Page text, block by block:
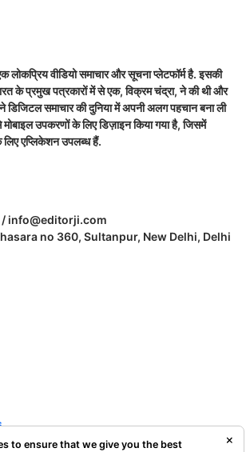
लोकप्रिय वीडियो समाचार और सूचना प्लेटफॉर्म है. इसकी
के प्रमुख पत्रकारों में से एक, विक्रम चंद्रा, ने की थी और
डिजिटल समाचार की दुनिया में अपनी अलग पहचान बना ली
उपकरणों के लिए डिज़ाइन किया गया है, जिसमें
एप्लिकेशन उपलब्ध हैं.
/ info@editorji.com
no 360, Sultanpur, New Delhi, Delhi
to ensure that we give you the best